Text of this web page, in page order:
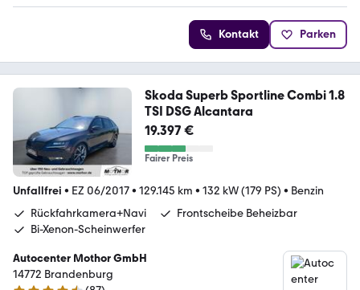
Kontakt Parken
Skoda Superb Sportline Combi 1.8
TSI DSG Alcantara
19.397 €
Fairer Preis
Unfallfrei • EZ 06/2017• 129.145 km • 132 kW (179 PS) • Benzin
Rückfahrkamera+Navi
Frontscheibe Beheizbar
Bi-Xenon-Scheinwerfer
Autocenter Mothor GmbH
14772 Brandenburg